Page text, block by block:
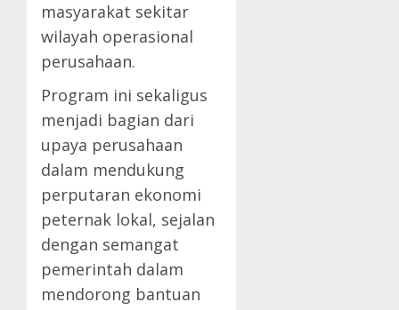
masyarakat sekitar
wilayah operasional
perusahaan.
Program ini sekaligus
menjadi bagian dari
upaya perusahaan
dalam mendukung
perputaran ekonomi
peternak lokal, sejalan
dengan semangat
pemerintah dalam
mendorong bantuan